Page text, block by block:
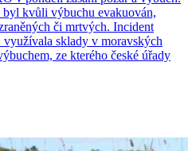
kvůli výbuchu evakuován,
či mrtvých. Incident
sklady v moravských
ze kterého české úřady